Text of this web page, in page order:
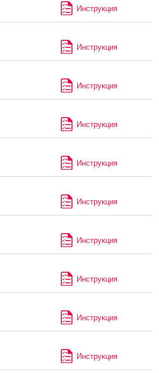
Инструкция
Инструкция
Инструкция
Инструкция
Инструкция
Инструкция
Инструкция
Инструкция
Инструкция
Инструкция